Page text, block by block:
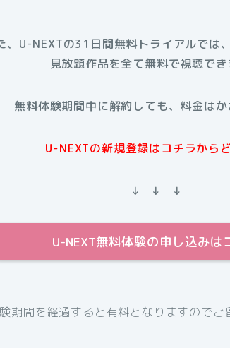
、U-NEXTの31日間無料トライアルでは
見放題作品を全て無料で視聴でき
無料体験期間中に解約しても、料金はか
U-NEXTの新規登録はコチラから
↓ ↓ ↓
U-NEXT無料体験の申し込みは
期間を経過すると有料となりますので